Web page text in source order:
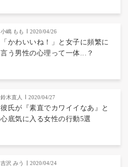
小嶋 もも 2020/04/26
「かわいいね！」と女子に頻繁に
言う男性の心理って一体...？
鈴木直人 2020/04/27
彼氏が『素直でカワイイなあ』と
心底気に入る女性の行動5選
吉沢 みう 2020/04/24